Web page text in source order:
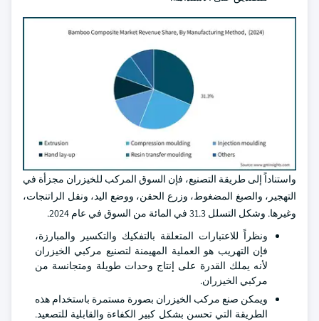
واستناداً إلى طريقة التصنيع، فإن السوق المركب للخيزران مجزأة في
التهجير، والصبغ المضغوط، وزرع الحقن، ووضع اليد، ونقل الراتنجات،
وغيرها. وشكل التسلل 31.3 في المائة من السوق في عام 2024.
ونظراً للاعتبارات المتعلقة بالتفكيك والتكسير والمبارزة،
فإن التهريب هو العملية المهيمنة لتصنيع مركبي الخيزران
لأنه يملك القدرة على إنتاج وحدات طويلة ومتجانسة من
مركبي الخيزران.
ويمكن صنع مركب الخيزران بصورة مستمرة باستخدام هذه
الطريقة التي تحسن بشكل كبير الكفاءة والقابلية للتصعيد.